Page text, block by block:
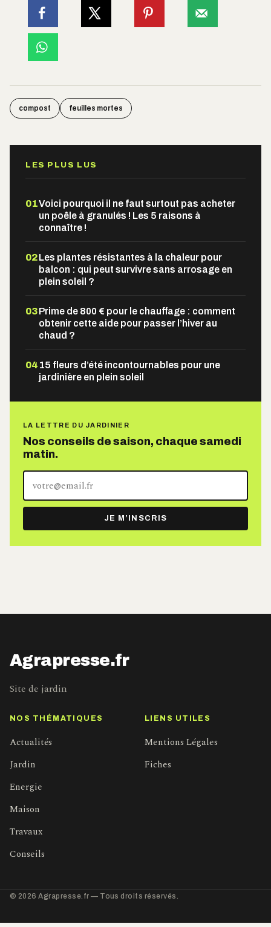
compost feuilles mortes
LES PLUS LUS
01Voici pourquoi il ne faut surtout pas acheter
un poêle à granulés ! Les 5 raisons à
connaître !
02 Les plantes résistantes à la chaleur pour
balcon : qui peut survivre sans arrosage en
plein soleil ?
03 Prime de 800 € pour le chauffage : comment
obtenir cette aide pour passer l’hiver au
chaud ?
04 15 fleurs d’été incontournables pour une
jardinière en plein soleil
LA LETTRE DU JARDINIER
Nos conseils de saison, chaque samedi
matin.
adresse
e-
mail
JE M’INSCRIS
Agrapresse.fr
Site de jardin
NOS THÉMATIQUES
Actualités
Jardin
Energie
Maison
Travaux
Conseils
LIENS UTILES
Mentions Légales
Fiches
© 2026 Agrapresse.fr — Tous droits réservés.